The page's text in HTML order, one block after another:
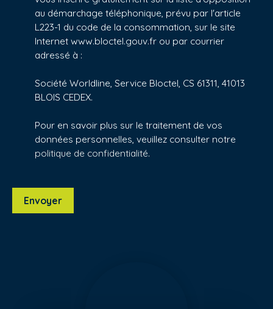
au démarchage téléphonique, prévu par l'article
L223-1 du code de la consommation, sur le site
Internet www.bloctel.gouv.fr ou par courrier
adressé à :
Société Worldline, Service Bloctel, CS 61311, 41013
BLOIS CEDEX.
Pour en savoir plus sur le traitement de vos
données personnelles, veuillez consulter notre
politique de confidentialité.
Envoyer